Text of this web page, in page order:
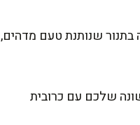
כך יש צלייה בתנור שנותנת טעם מדהים,
שלכם עם כרובית